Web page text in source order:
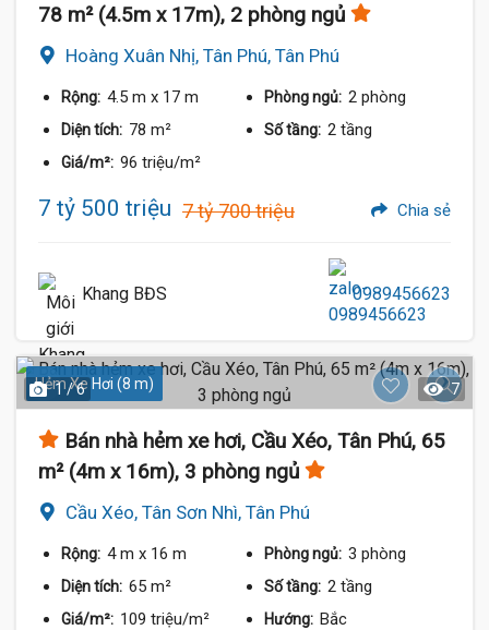
78 m² (4.5m x 17m), 2 phòng ngủ
Hoàng Xuân Nhị, Tân Phú, Tân Phú
Rộng: 4.5 m x 17 m Phòng ngủ: 2 phòng
Diện tích: 78 m² Số tầng: 2 tầng
Giá/m²: 96 triệu/m²
7 tỷ 500 triệu 7 tỷ 700 triệu Chia sẻ
Khang BĐS 0989456623
Hẻm Xe Hơi (8 m)
1 / 6 7
Bán nhà hẻm xe hơi, Cầu Xéo, Tân Phú, 65
m² (4m x 16m), 3 phòng ngủ
Cầu Xéo, Tân Sơn Nhì, Tân Phú
Rộng: 4 m x 16 m Phòng ngủ: 3 phòng
Diện tích: 65 m² Số tầng: 2 tầng
Giá/m²: 109 triệu/m² Hướng: Bắc